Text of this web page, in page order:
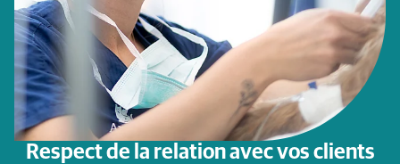
Respect de la relation avec vos clients